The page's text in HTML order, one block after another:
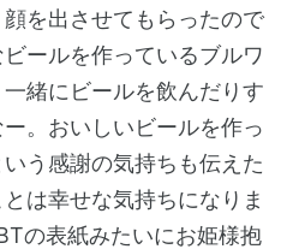
を出させてもらったので
ールを作っているブルワ
緒にビールを飲んだりす
。おいしいビールを作っ
う感謝の気持ちも伝えた
は幸せな気持ちになりま
の表紙みたいにお姫様抱